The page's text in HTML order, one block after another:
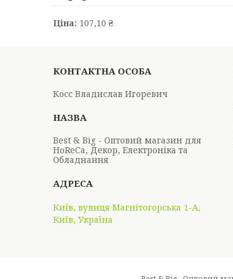
Ціна: 107,10 ₴
Косс Владислав Игоревич
Best & Big - Оптовий магазин для
HoReCa, Декор, Електроніка та
Обладнання
Київ, вулиця Магнітогорська 1-А,
Київ, Україна